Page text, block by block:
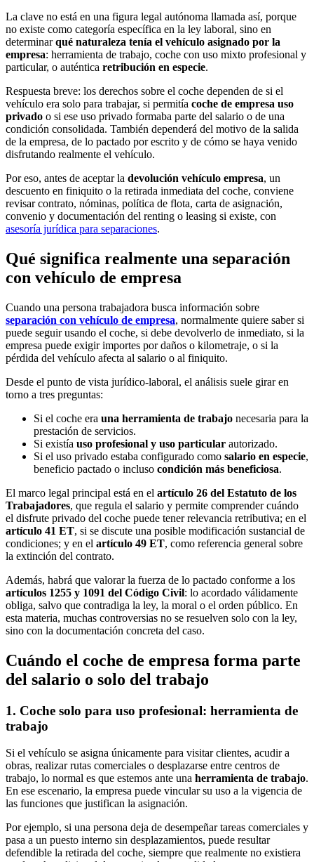
La clave no está en una figura legal autónoma llamada así, porque
no existe como categoría específica en la ley laboral, sino en
determinarqué naturaleza tenía el vehículo asignado por la
empresa: herramienta de trabajo, coche con uso mixto profesional y
particular, o auténtica retribución en especie.
Respuesta breve: los derechos sobre el coche dependen de si el
vehículo era solo para trabajar, si permitía coche de empresa uso
privado o si ese uso privado formaba parte del salario o de una
condición consolidada. También dependerá del motivo de la salida
de la empresa, de lo pactado por escrito y de cómo se haya venido
disfrutando realmente el vehículo.
Por eso, antes de aceptar la devolución vehículo empresa, un
descuento en finiquito o la retirada inmediata del coche, conviene
revisar contrato, nóminas, política de flota, carta de asignación,
convenio y documentación del renting o leasing si existe, con
asesoría jurídica para separaciones.
Qué significa realmente una separación
con vehículo de empresa
Cuando una persona trabajadora busca información sobre
separación con vehículo de empresa, normalmente quiere saber si
puede seguir usando el coche, si debe devolverlo de inmediato, si la
empresa puede exigir importes por daños o kilometraje, o si la
pérdida del vehículo afecta al salario o al finiquito.
Desde el punto de vista jurídico-laboral, el análisis suele girar en
torno a tres preguntas:
Si el coche era una herramienta de trabajo necesaria para la
prestación de servicios.
Si existía uso profesional y uso particular autorizado.
Si el uso privado estaba configurado como salario en especie,
beneficio pactado o incluso condición más beneficiosa.
El marco legal principal está en el artículo 26 del Estatuto de los
Trabajadores, que regula el salario y permite comprender cuándo
el disfrute privado del coche puede tener relevancia retributiva; en el
artículo 41 ET, si se discute una posible modificación sustancial de
condiciones; y en el artículo 49 ET, como referencia general sobre
la extinción del contrato.
Además, habrá que valorar la fuerza de lo pactado conforme a los
artículos 1255 y 1091 del Código Civil: lo acordado válidamente
obliga, salvo que contradiga la ley, la moral o el orden público. En
esta materia, muchas controversias no se resuelven solo con la ley,
sino con la documentación concreta del caso.
Cuándo el coche de empresa forma parte
del salario o solo del trabajo
1. Coche solo para uso profesional: herramienta de
trabajo
Si el vehículo se asigna únicamente para visitar clientes, acudir a
obras, realizar rutas comerciales o desplazarse entre centros de
trabajo, lo normal es que estemos ante una herramienta de trabajo.
En ese escenario, la empresa puede vincular su uso a la vigencia de
las funciones que justifican la asignación.
Por ejemplo, si una persona deja de desempeñar tareas comerciales y
pasa a un puesto interno sin desplazamientos, puede resultar
defendible la retirada del coche, siempre que realmente no existiera